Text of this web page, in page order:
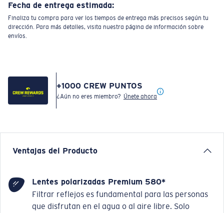
Fecha de entrega estimada:
Finaliza tu compra para ver los tiempos de entrega más precisos según tu
dirección. Para más detalles, visita nuestra página de información sobre
envíos.
+1000 CREW PUNTOS
¿Aún no eres miembro? Únete ahora
Ventajas del Producto
Lentes polarizadas Premium 580*
Filtrar reflejos es fundamental para las personas
que disfrutan en el agua o al aire libre. Solo